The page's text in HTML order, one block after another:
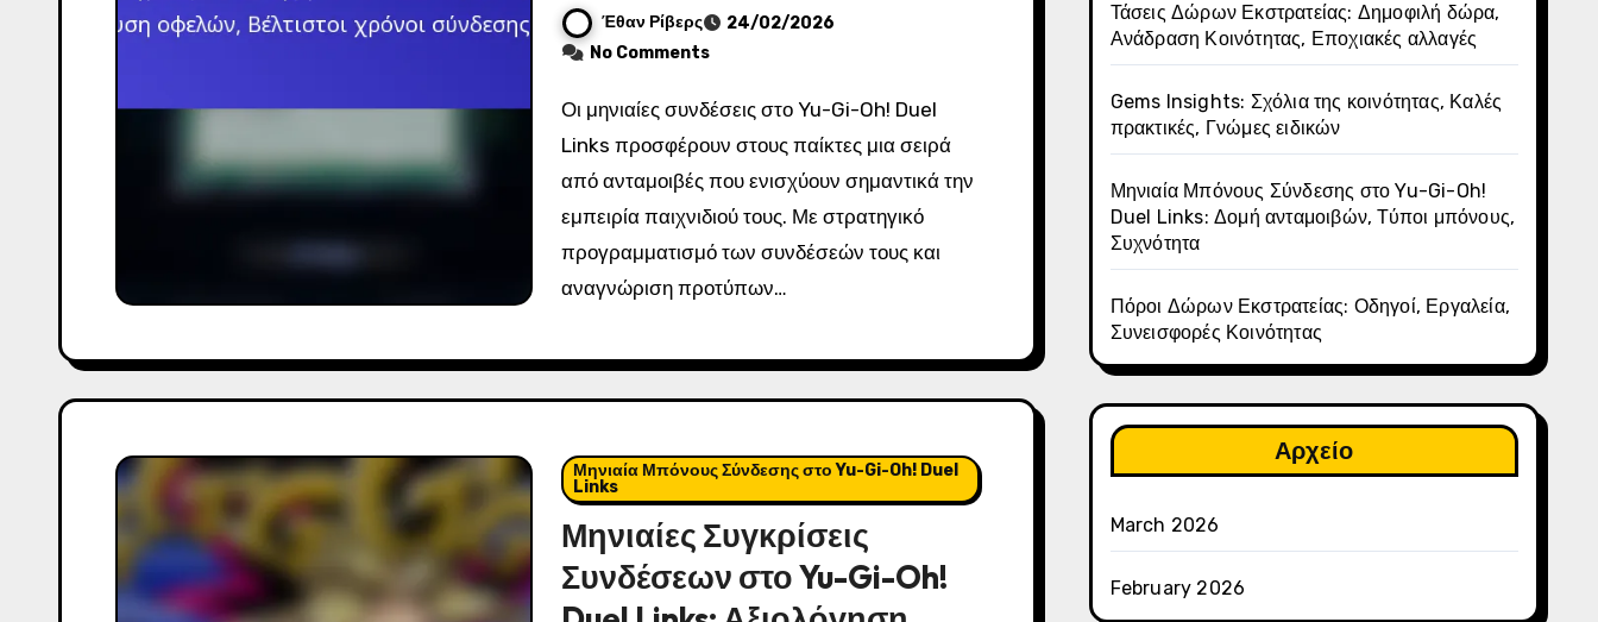
Έθαν Ρίβερς
24/02/2026
No Comments
Οι μηνιαίες συνδέσεις στο Yu-Gi-Oh! Duel
Links προσφέρουν στους παίκτες μια σειρά
από ανταμοιβές που ενισχύουν σημαντικά την
εμπειρία παιχνιδιού τους. Με στρατηγικό
προγραμματισμό των συνδέσεών τους και
αναγνώριση προτύπων…
Μηνιαία Μπόνους Σύνδεσης στο Yu-Gi-Oh! Duel
Links
Μηνιαίες Συγκρίσεις
Συνδέσεων στο Yu-Gi-Oh!
Τάσεις Δώρων Εκστρατείας: Δημοφιλή δώρα,
Ανάδραση Κοινότητας, Εποχιακές αλλαγές
Gems Insights: Σχόλια της κοινότητας, Καλές
πρακτικές, Γνώμες ειδικών
Μηνιαία Μπόνους Σύνδεσης στο Yu-Gi-Oh!
Duel Links: Δομή ανταμοιβών, Τύποι μπόνους,
Συχνότητα
Πόροι Δώρων Εκστρατείας: Οδηγοί, Εργαλεία,
Συνεισφορές Κοινότητας
Αρχείο
March 2026
February 2026